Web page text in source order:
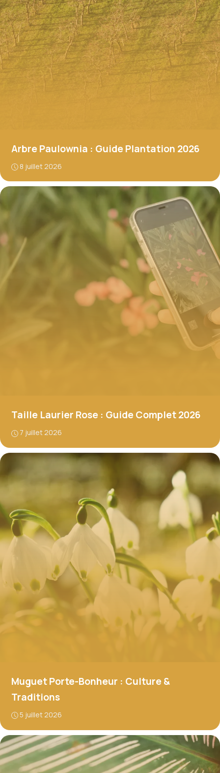
Arbre Paulownia : Guide Plantation 2026
8 juillet 2026
Taille Laurier Rose : Guide Complet 2026
7 juillet 2026
Muguet Porte-Bonheur : Culture &
Traditions
5 juillet 2026